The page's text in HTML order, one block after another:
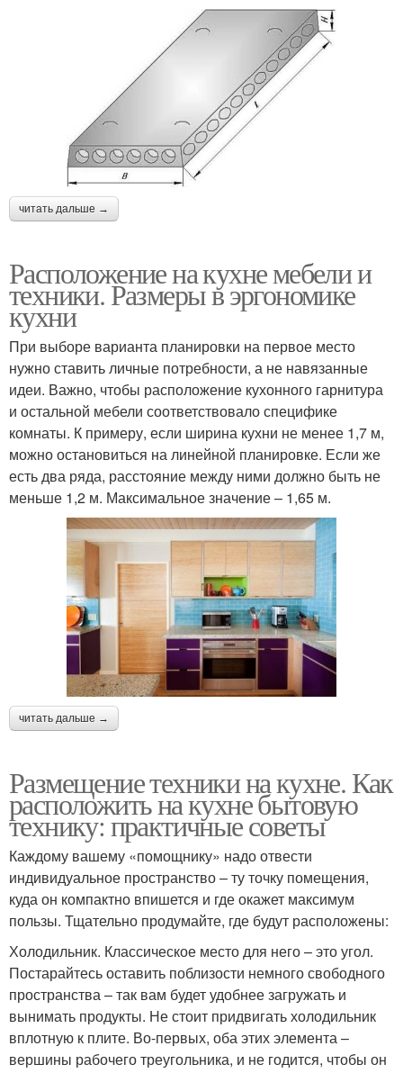
читать дальше →
Расположение на кухне мебели и
техники. Размеры в эргономике
кухни
При выборе варианта планировки на первое место
нужно ставить личные потребности, а не навязанные
идеи. Важно, чтобы расположение кухонного гарнитура
и остальной мебели соответствовало специфике
комнаты. К примеру, если ширина кухни не менее 1,7 м,
можно остановиться на линейной планировке. Если же
есть два ряда, расстояние между ними должно быть не
меньше 1,2 м. Максимальное значение – 1,65 м.
читать дальше →
Размещение техники на кухне. Как
расположить на кухне бытовую
технику: практичные советы
Каждому вашему «помощнику» надо отвести
индивидуальное пространство – ту точку помещения,
куда он компактно впишется и где окажет максимум
пользы. Тщательно продумайте, где будут расположены:
Холодильник. Классическое место для него – это угол.
Постарайтесь оставить поблизости немного свободного
пространства – так вам будет удобнее загружать и
вынимать продукты. Не стоит придвигать холодильник
вплотную к плите. Во-первых, оба этих элемента –
вершины рабочего треугольника, и не годится, чтобы он